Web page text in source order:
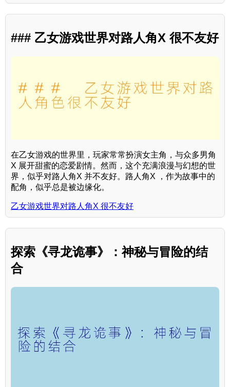
### 乙女游戏世界对路人角X 很不友好
在乙女游戏的世界里，玩家常常扮演女主角，与众多男角
X 展开甜蜜的恋爱剧情。然而，这个充满浪漫与幻想的世
界，似乎对路人角X 并不友好。路人角X ，作为故事中的
配角，似乎总是被边缘化。
乙女游戏世界对路人角X 很不友好
探索《寻龙诡事》：神秘与冒险的结
合